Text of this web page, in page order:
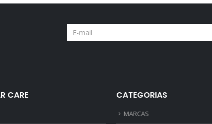
CARE CATEGORIAS
MARCAS